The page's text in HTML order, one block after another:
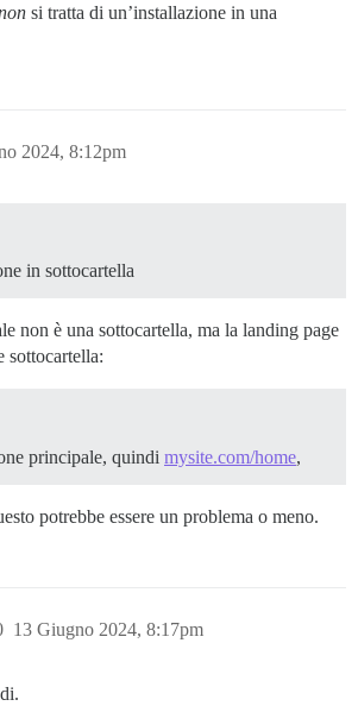
si tratta di un’installazione in una
2024, 8:12pm
in sottocartella
non è una sottocartella, ma la landing page
sottocartella:
principale, quindi mysite.com/home,
potrebbe essere un problema o meno.
13 Giugno 2024, 8:17pm